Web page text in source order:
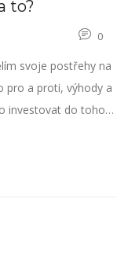
to?
0
svoje postřehy na
pro a proti, výhody a
investovat do tohoto
o pískování zubů.